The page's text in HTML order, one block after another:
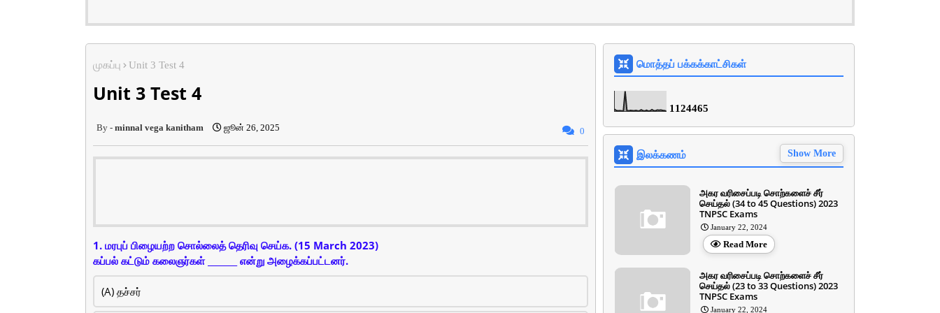
முகப்பு Unit 3 Test 4
Unit 3 Test 4
minnal vega kanitham ஜூன் 26, 2025 0
1. மரபுப் பிழையற்ற சொல்லைத் தெரிவு செய்க. (15 March 2023)
கப்பல் கட்டும் கலைஞர்கள் _______ என்று அழைக்கப்பட்டனர்.
(A) தச்சர்
மொத்தப் பக்கக்காட்சிகள்
1 124465
இலக்கணம் Show More
அகர வரிசைப்படி சொற்களைச் சீர்
செய்தல் (34 to 45 Questions) 2023
TNPSC Exams
January 22, 2024
Read More
அகர வரிசைப்படி சொற்களைச் சீர்
செய்தல் (23 to 33 Questions) 2023
TNPSC Exams
January 22, 2024